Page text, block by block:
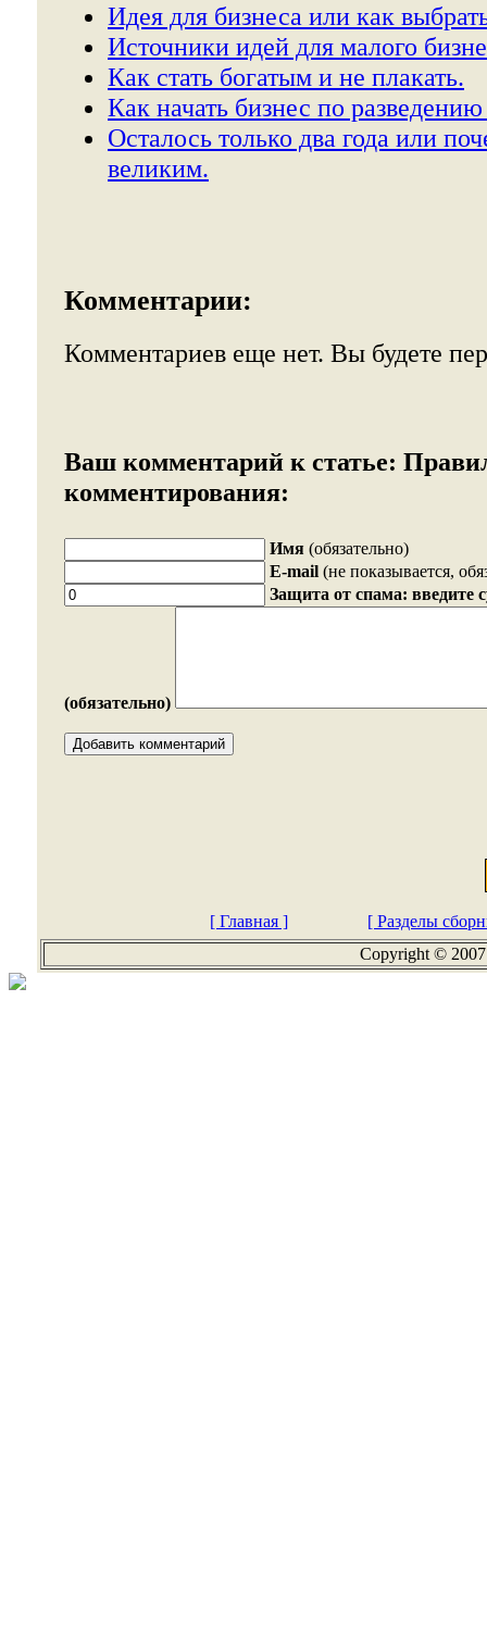
Идея для бизнеса или как
Источники идей для малого
Как стать богатым и не плакать.
Как начать бизнес по
Осталось только два года или
великим.
Комментарии:
Комментариев еще нет. Вы будете
Ваш комментарий к статье:
комментирования:
Имя (обязательно)
E-mail (не показывается,
Защита от спама: введите
(обязательно)
[ Главная ]
[ Разделы
Copyright ©